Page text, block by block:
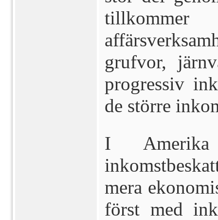
grufvor,
progressiv
de större
I
mera
först med